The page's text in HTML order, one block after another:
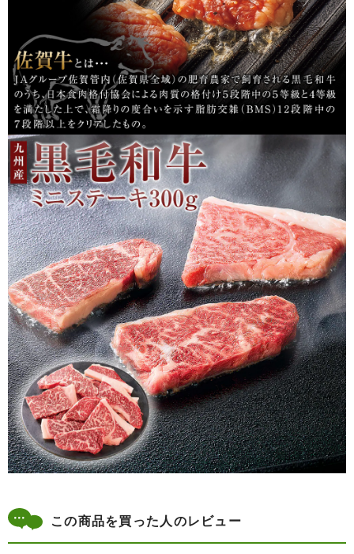
この商品を買った人のレビュー